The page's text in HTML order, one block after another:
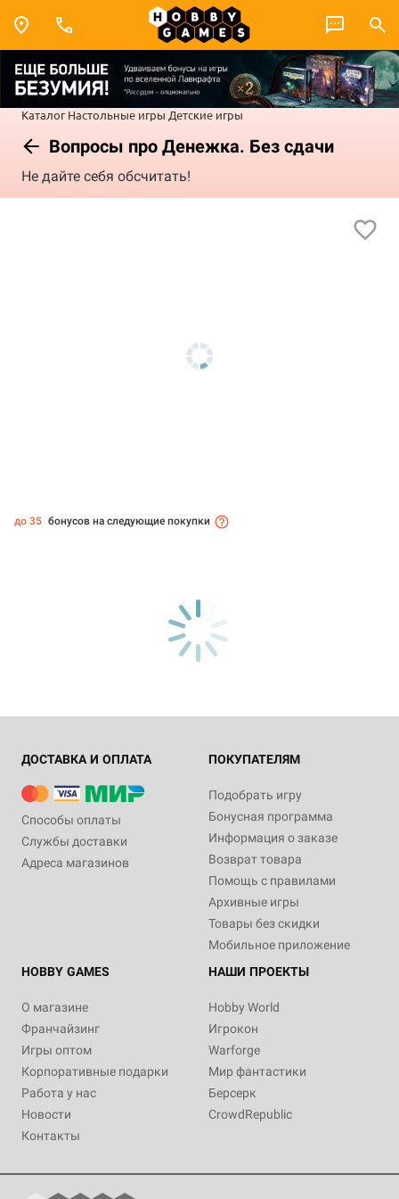
Каталог Настольные игры Детские игры
Вопросы про Денежка. Без сдачи
Не дайте себя обсчитать!
до 35 бонусов на следующие покупки
ДОСТАВКА И ОПЛАТА
Способы оплаты
Службы доставки
Адреса магазинов
ПОКУПАТЕЛЯМ
Подобрать игру
Бонусная программа
Информация о заказе
Возврат товара
Помощь с правилами
Архивные игры
Товары без скидки
Мобильное приложение
HOBBY GAMES
О магазине
Франчайзинг
Игры оптом
Корпоративные подарки
Работа у нас
Новости
Контакты
НАШИ ПРОЕКТЫ
Hobby World
Игрокон
Warforge
Мир фантастики
Берсерк
CrowdRepublic